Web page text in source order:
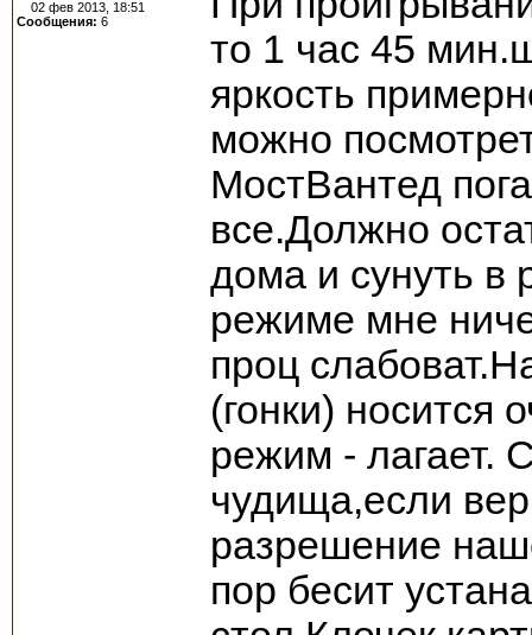
02 фев 2013, 18:51
Сообщения: 6
то 1 час 45
яркость
можно
МостВантед
все.Должно
дома и сунуть в
режиме мне
проц
(гонки) носится
режим - лагает.
чудища,если
разрешение
пор бесит